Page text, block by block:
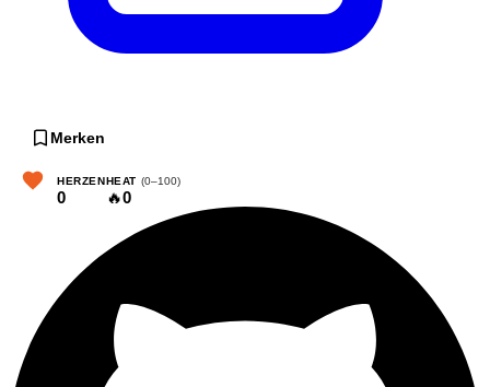
Merken
HERZEN
0
HEAT (0–100)
🔥0